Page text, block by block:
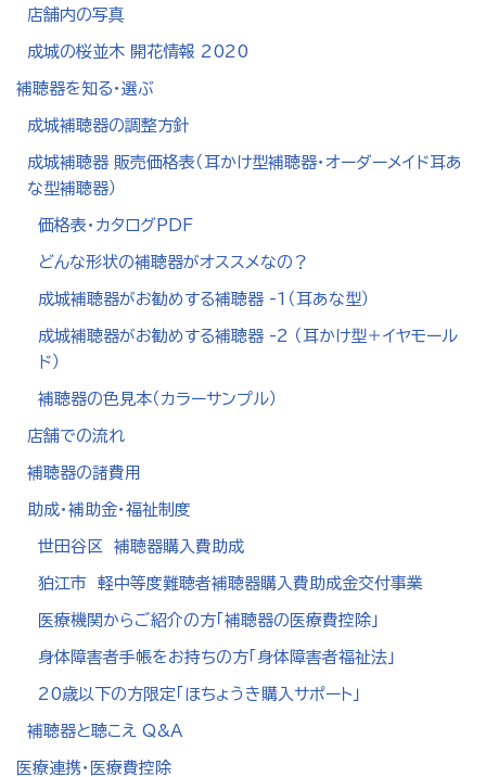
店舗内の写真
成城の桜並木 開花情報 2020
補聴器を知る・選ぶ
成城補聴器の調整方針
成城補聴器 販売価格表（耳かけ型補聴器・オーダーメイド耳あ
な型補聴器）
価格表・カタログPDF
どんな形状の補聴器がオススメなの？
成城補聴器がお勧めする補聴器 -1（耳あな型）
成城補聴器がお勧めする補聴器 -2 （耳かけ型＋イヤモール
ド）
補聴器の色見本（カラーサンプル）
店舗での流れ
補聴器の諸費用
助成・補助金・福祉制度
世田谷区 補聴器購入費助成
狛江市 軽中等度難聴者補聴器購入費助成金交付事業
医療機関からご紹介の方「補聴器の医療費控除」
身体障害者手帳をお持ちの方「身体障害者福祉法」
20歳以下の方限定「ほちょうき購入サポート」
補聴器と聴こえ Q&A
医療連携・医療費控除